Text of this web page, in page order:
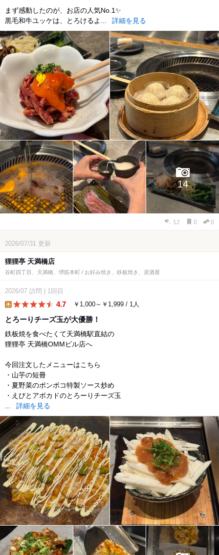
まず感動したのが、お店の人気No.1✨
黒毛和牛ユッケは、とろけるよ...
詳細を見る
14
12 0 0
2026/07/31 更新
狸狸亭 天満橋店
谷町四丁目、天満橋、堺筋本町 / お好み焼き、鉄板焼き、居酒屋
2026/07 訪問 1回目
4.7 ￥1,000～￥1,999 / 1人
とろーりチーズ玉が大優勝！
鉄板焼を食べたくて天満橋駅直結の
狸狸亭 天満橋OMMビル店へ
今回注文したメニューはこちら
・山芋の短冊
・夏野菜のポンポコ特製ソース炒め
・えびとアボカドのとろーりチーズ玉
詳細を見る